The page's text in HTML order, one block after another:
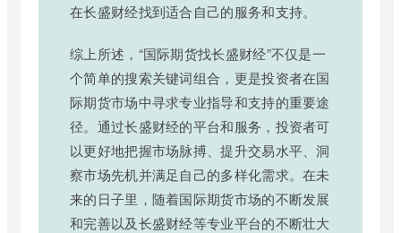
在长盛财经找到适合自己的服务和支持。
综上所述，“国际期货找长盛财经”不仅是一
个简单的搜索关键词组合，更是投资者在国
际期货市场中寻求专业指导和支持的重要途
径。通过长盛财经的平台和服务，投资者可
以更好地把握市场脉搏、提升交易水平、洞
察市场先机并满足自己的多样化需求。在未
来的日子里，随着国际期货市场的不断发展
和完善以及长盛财经等专业平台的不断壮大